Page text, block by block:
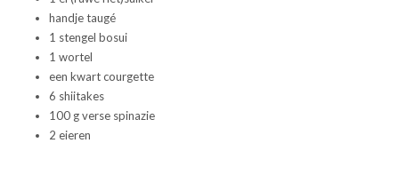
handje taugé
1 stengel bosui
1 wortel
een kwart courgette
6 shiitakes
100 g verse spinazie
2 eieren